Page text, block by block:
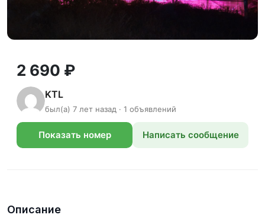
2 690 ₽
KTL
был(а) 7 лет назад · 1 объявлений
Показать номер Написать сообщение
Описание